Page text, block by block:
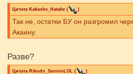
Цитата Kakashe_Hatake ( )
Так не, остатки БУ он разгромил
Акаину.
Разве?
Цитата Rikudo_SenninLOL ( )